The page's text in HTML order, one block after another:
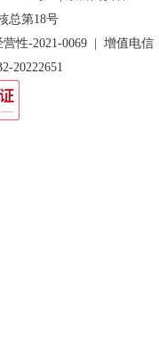
总第18号
性-2021-0069 | 增值电信
20222651